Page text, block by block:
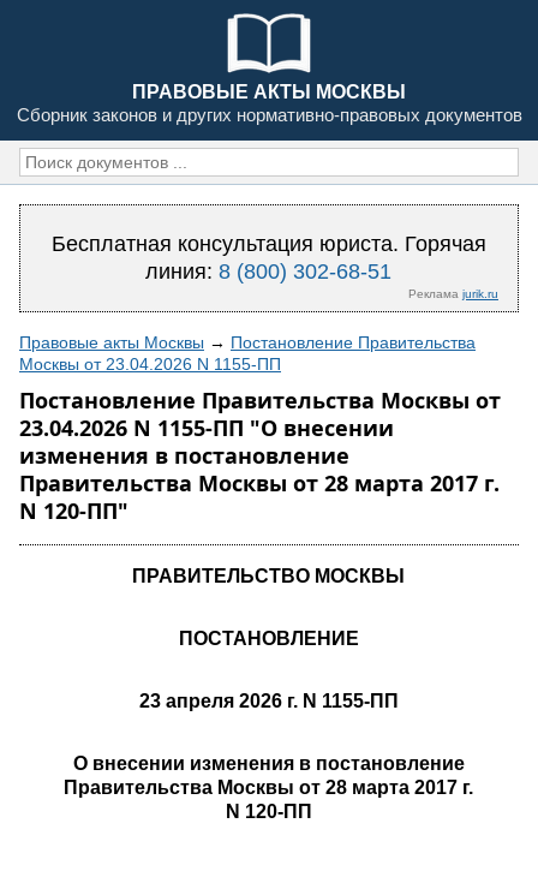
ПРАВОВЫЕ АКТЫ МОСКВЫ
Сборник законов и других нормативно-правовых документов
Бесплатная консультация юриста. Горячая
линия:8 (800) 302-68-51
Реклама jurik.ru
Правовые акты Москвы → Постановление Правительства
Москвы от 23.04.2026 N 1155-ПП
Постановление Правительства Москвы от
23.04.2026 N 1155-ПП "О внесении
изменения в постановление
Правительства Москвы от 28 марта 2017 г.
N 120-ПП"
ПРАВИТЕЛЬСТВО МОСКВЫ
ПОСТАНОВЛЕНИЕ
23 апреля 2026 г. N 1155-ПП
О внесении изменения в постановление
Правительства Москвы от 28 марта 2017 г.
N 120-ПП